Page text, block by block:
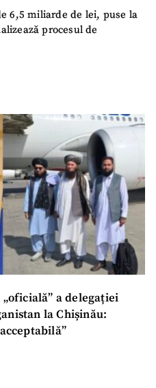
6,5 miliarde de lei, puse la
procesul de
a delegației
la Chișinău: